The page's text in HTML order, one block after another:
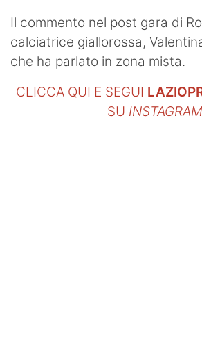
Il commento nel post gara di
calciatrice giallorossa,
che ha parlato in zona mista.
CLICCA QUI E SEGUI
SU INSTAGRAM